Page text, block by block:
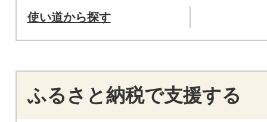
使い道から探す
ふるさと納税で支援する